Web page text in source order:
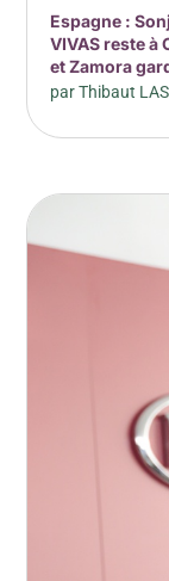
Espagne :
VIVAS reste à
et Zamora
parThibaut